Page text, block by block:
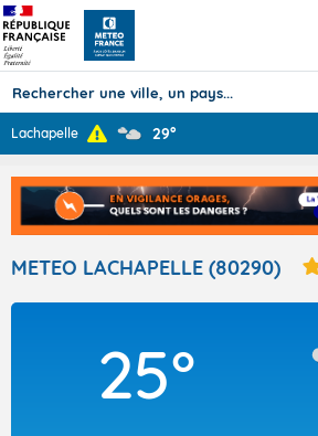
Prévisions
TOUS LES RÉSULTATS
Articles
Lachapelle 29°
METEO LACHAPELLE (80290)
25°